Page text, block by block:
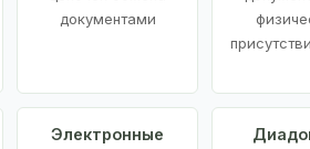
документами
Электронные